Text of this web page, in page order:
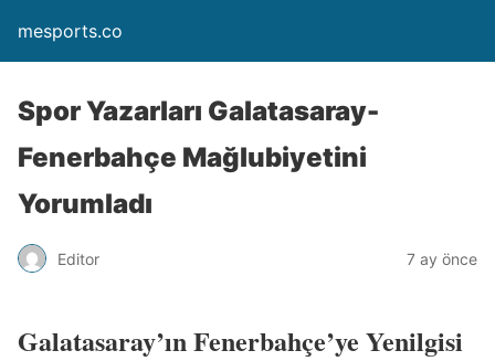
mesports.co
Spor Yazarları Galatasaray-
Fenerbahçe Mağlubiyetini
Yorumladı
Editor 7 ay önce
Galatasaray’ın Fenerbahçe’ye Yenilgisi